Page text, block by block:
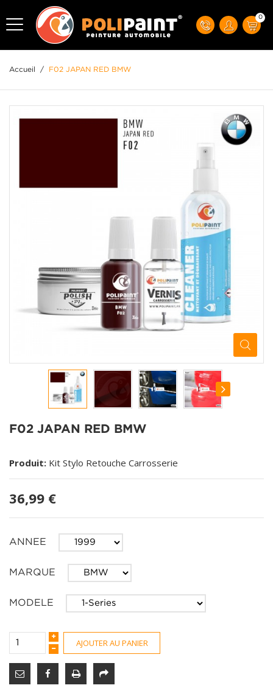
0
Accueil / F02 JAPAN RED BMW
F02 JAPAN RED BMW
Produit: Kit Stylo Retouche Carrosserie
36,99 €
ANNEE
MARQUE
MODELE
AJOUTER AU PANIER